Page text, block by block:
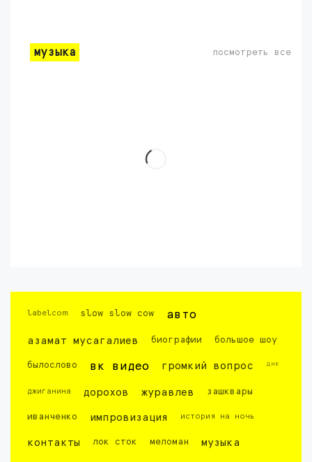
музыка посмотреть все
labelcom slow slow cow авто
азамат мусагалиев биографии большое шоу
былослово вк видео громкий вопрос днк
джиганина дорохов журавлев зашквары
иванченко импровизация история на ночь
контакты лок сток меломан музыка